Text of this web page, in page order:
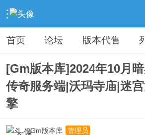
› 传奇私服专区 › 传奇商业版本免费下
首页 论坛 版本代售
[Gm版本库]2024年10月
传奇服务端|沃玛寺庙|迷宫
擎
Gm版本库
管理员